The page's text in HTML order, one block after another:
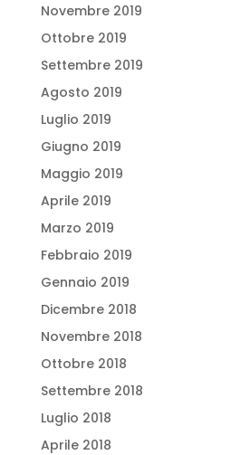
Novembre 2019
Ottobre 2019
Settembre 2019
Agosto 2019
Luglio 2019
Giugno 2019
Maggio 2019
Aprile 2019
Marzo 2019
Febbraio 2019
Gennaio 2019
Dicembre 2018
Novembre 2018
Ottobre 2018
Settembre 2018
Luglio 2018
Aprile 2018